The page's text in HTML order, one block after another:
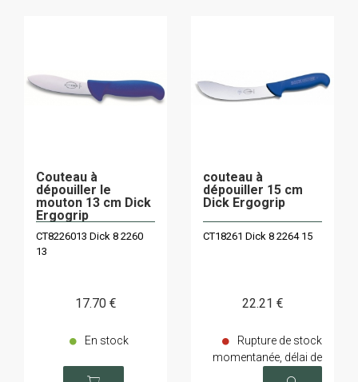
Couteau à
dépouiller le
mouton 13 cm Dick
Ergogrip
CT8226013 Dick 8 2260
13
17.70 €
En stock
couteau à
dépouiller 15 cm
Dick Ergogrip
CT18261 Dick 8 2264 15
22.21 €
Rupture de stock
momentanée, délai de
livraison sur demande